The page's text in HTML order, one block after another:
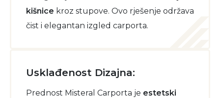
kišnice kroz stupove. Ovo rješenje održava
čist i elegantan izgled carporta.
Usklađenost Dizajna:
Prednost Misteral Carporta je estetski